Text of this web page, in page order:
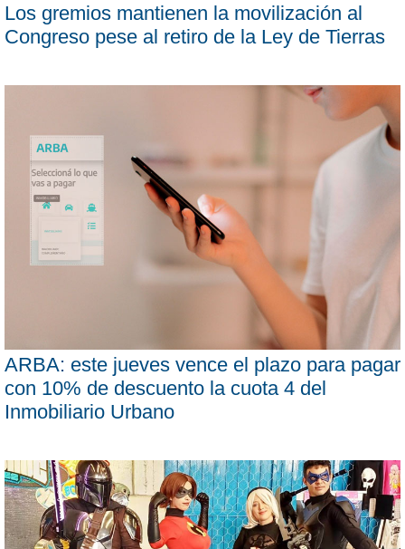
Los gremios mantienen la movilización al
Congreso pese al retiro de la Ley de Tierras
ARBA: este jueves vence el plazo para pagar
con 10% de descuento la cuota 4 del
Inmobiliario Urbano